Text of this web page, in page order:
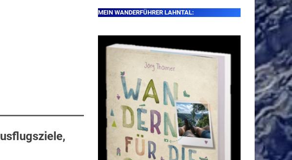
MEIN WANDERFÜHRER LAHNTAL: